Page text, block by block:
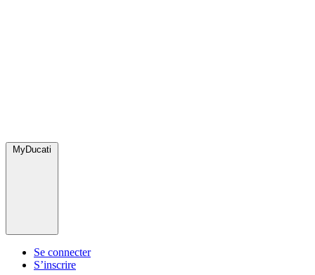
MyDucati
Se connecter
S’inscrire